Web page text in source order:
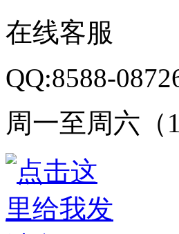
在线客服
QQ:8588-
周一至周六（